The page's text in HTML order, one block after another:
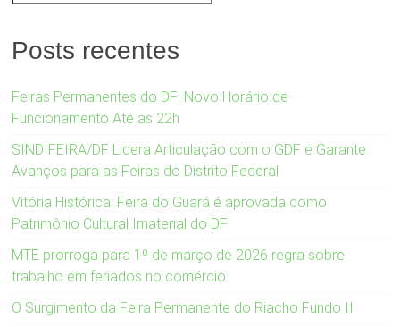
Posts recentes
Feiras Permanentes do DF: Novo Horário de
Funcionamento Até as 22h
SINDIFEIRA/DF Lidera Articulação com o GDF e Garante
Avanços para as Feiras do Distrito Federal
Vitória Histórica: Feira do Guará é aprovada como
Patrimônio Cultural Imaterial do DF
MTE prorroga para 1º de março de 2026 regra sobre
trabalho em feriados no comércio
O Surgimento da Feira Permanente do Riacho Fundo II